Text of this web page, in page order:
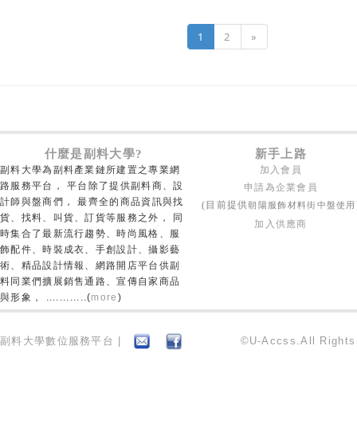
1 2 »
什麼是副料大學? 新手上路
副料大學為副料產業鏈所建置之專業網
路服務平台， 平台除了提供副料商、設
計師與盤商們， 最齊全的商品資訊與找
貨、找料、叫貨、訂貨等服務之外， 同
時集合了最新流行趨勢、時尚風格、服
飾配件、時裝成衣、手創設計、攝影藝
術、精品設計情報、網路開店平台供副
料同業們擴展銷售通路、宣傳自家商品
與形象， ............(more )
加入會員
申請為企業會員
(目前提供朝陽服飾材料街中盤使用
加入供應商
副料大學數位服務平台 | ©U-Accss.All Rights